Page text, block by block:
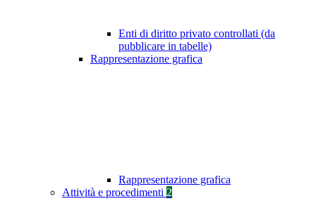
Enti di diritto privato controllati (da
pubblicare in tabelle)
Rappresentazione grafica
Rappresentazione grafica
Attività e procedimenti 2